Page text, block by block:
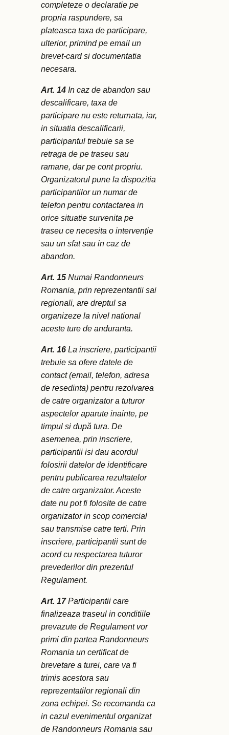
completeze o declaratie pe
propria raspundere, sa
plateasca taxa de participare,
ulterior, primind pe email un
brevet-card si documentatia
necesara.
Art. 14 In caz de abandon sau
descalificare, taxa de
participare nu este returnata, iar,
in situatia descalificarii,
participantul trebuie sa se
retraga de pe traseu sau
ramane, dar pe cont propriu.
Organizatorul pune la dispozitia
participantilor un numar de
telefon pentru contactarea in
orice situatie survenita pe
traseu ce necesita o intervenție
sau un sfat sau in caz de
abandon.
Art. 15 Numai Randonneurs
Romania, prin reprezentantii sai
regionali, are dreptul sa
organizeze la nivel national
aceste ture de anduranta.
Art. 16 La inscriere, participantii
trebuie sa ofere datele de
contact (email, telefon, adresa
de resedinta) pentru rezolvarea
de catre organizator a tuturor
aspectelor aparute inainte, pe
timpul si după tura. De
asemenea, prin inscriere,
participantii isi dau acordul
folosirii datelor de identificare
pentru publicarea rezultatelor
de catre organizator. Aceste
date nu pot fi folosite de catre
organizator in scop comercial
sau transmise catre terti. Prin
inscriere, participantii sunt de
acord cu respectarea tuturor
prevederilor din prezentul
Regulament.
Art. 17Participantii care
finalizeaza traseul in conditiile
prevazute de Regulament vor
primi din partea Randonneurs
Romania un certificat de
brevetare a turei, care va fi
trimis acestora sau
reprezentatilor regionali din
zona echipei. Se recomanda ca
in cazul evenimentul organizat
de Randonneurs Romania sau